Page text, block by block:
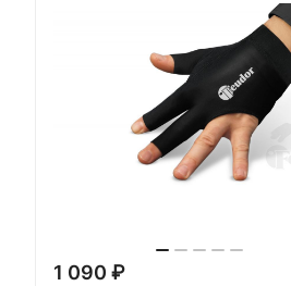
1 090 ₽